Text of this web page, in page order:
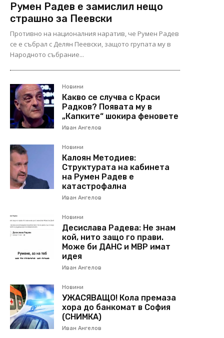
Румен Радев е замислил нещо
страшно за Пеевски
Противно на националния наратив, че Румен Радев
се е събрал с Делян Пеевски, защото групата му в
Народното събрание...
Новини
Какво се случва с Краси
Радков? Появата му в
„Капките“ шокира феновете
Иван Ангелов
Новини
Калоян Методиев:
Структурата на кабинета
на Румен Радев е
катастрофална
Иван Ангелов
Новини
Десислава Радева: Не знам
кой, нито защо го прави.
Може би ДАНС и МВР имат
идея
Иван Ангелов
Новини
УЖАСЯВАЩО! Кола премаза
хора до банкомат в София
(СНИМКА)
Иван Ангелов